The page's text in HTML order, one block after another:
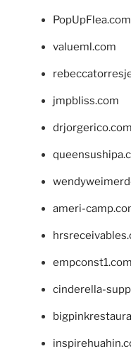
PopUpFlea.com
valueml.com
jmpbliss.com
drjorgerico.com
ameri-
empconst1.com
cinderella-